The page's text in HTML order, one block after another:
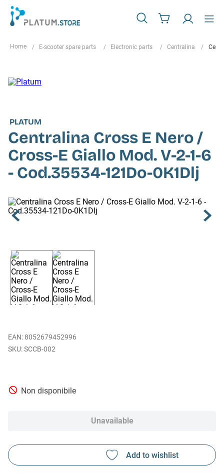
E-scooter spare parts Electronic parts Centralina
PLATUM
Centralina Cross E Nero /
Cross-E Giallo Mod. V-2-1-6
- Cod.35534-121Do-0K1Dlj
EAN: 8052679452996
SCCB-002
Non disponibile
Unavailable